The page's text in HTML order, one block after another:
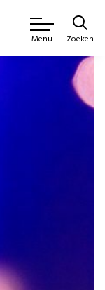
Menu Zoeken